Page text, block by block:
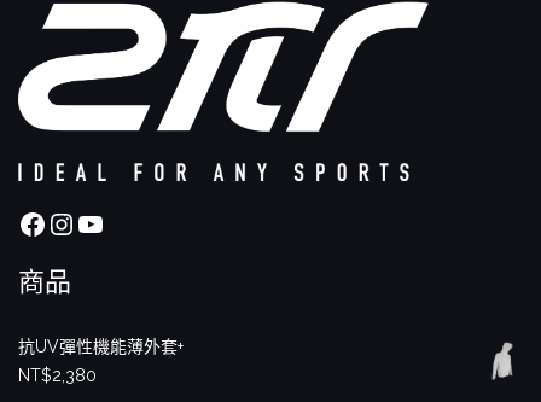
Facebook
Instagram
YouTube
商品
抗UV彈性機能薄外套+
NT$2,380